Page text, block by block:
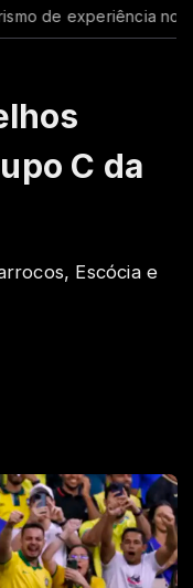
experiência no Serro
C da
Escócia e